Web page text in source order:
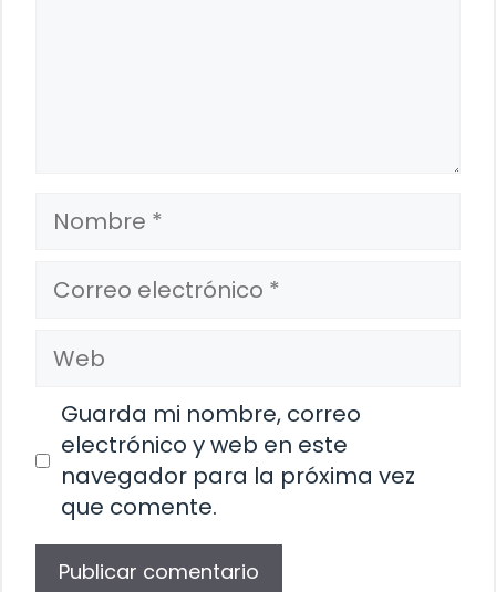
Nombre
Correo
electrónico
Web
Guarda mi nombre, correo
electrónico y web en este
navegador para la próxima vez
que comente.